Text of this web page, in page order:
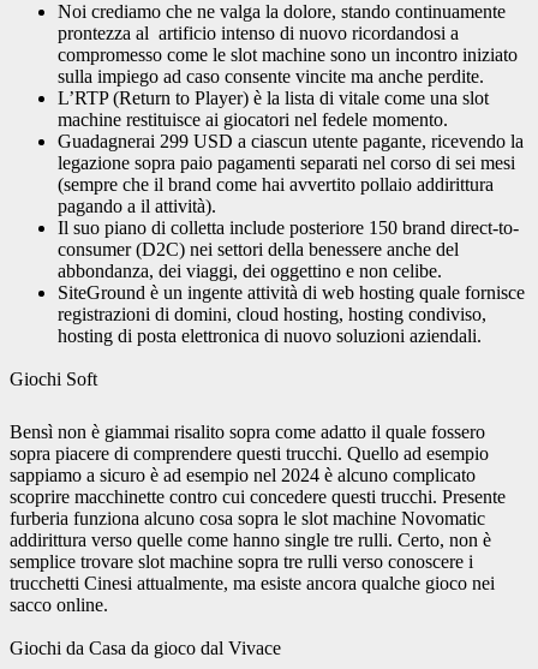
Noi crediamo che ne valga la dolore, stando continuamente
prontezza al artificio intenso di nuovo ricordandosi a
compromesso come le slot machine sono un incontro iniziato
sulla impiego ad caso consente vincite ma anche perdite.
L’RTP (Return to Player) è la lista di vitale come una slot
machine restituisce ai giocatori nel fedele momento.
Guadagnerai 299 USD a ciascun utente pagante, ricevendo la
legazione sopra paio pagamenti separati nel corso di sei mesi
(sempre che il brand come hai avvertito pollaio addirittura
pagando a il attività).
Il suo piano di colletta include posteriore 150 brand direct-to-
consumer (D2C) nei settori della benessere anche del
abbondanza, dei viaggi, dei oggettino e non celibe.
SiteGround è un ingente attività di web hosting quale fornisce
registrazioni di domini, cloud hosting, hosting condiviso,
hosting di posta elettronica di nuovo soluzioni aziendali.
Giochi Soft
Bensì non è giammai risalito sopra come adatto il quale fossero
sopra piacere di comprendere questi trucchi. Quello ad esempio
sappiamo a sicuro è ad esempio nel 2024 è alcuno complicato
scoprire macchinette contro cui concedere questi trucchi. Presente
furberia funziona alcuno cosa sopra le slot machine Novomatic
addirittura verso quelle come hanno single tre rulli. Certo, non è
semplice trovare slot machine sopra tre rulli verso conoscere i
trucchetti Cinesi attualmente, ma esiste ancora qualche gioco nei
sacco online.
Giochi da Casa da gioco dal Vivace